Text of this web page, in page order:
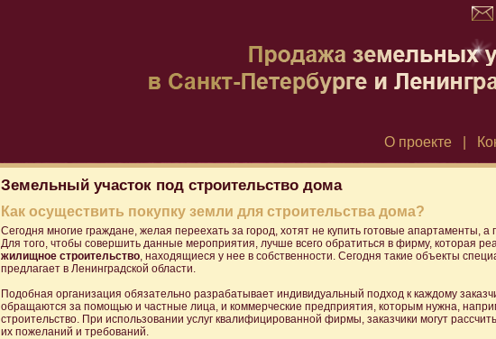
О проекте|
Земельный участок под строительство дома
Как осуществить покупку земли для строительства дома?
Сегодня многие граждане, желая переехать за город, хотят не купить готовые апартаменты, а
Для того, чтобы совершить данные мероприятия, лучше всего обратиться в фирму, которая
жилищное строительство, находящиеся у нее в собственности. Сегодня такие объекты
предлагает в Ленинградской области.
Подобная организация обязательно разрабатывает индивидуальный подход к каждому
обращаются за помощью и частные лица, и коммерческие предприятия, которым нужна,
строительство. При использовании услуг квалифицированной фирмы, заказчики могут
их пожеланий и требований.